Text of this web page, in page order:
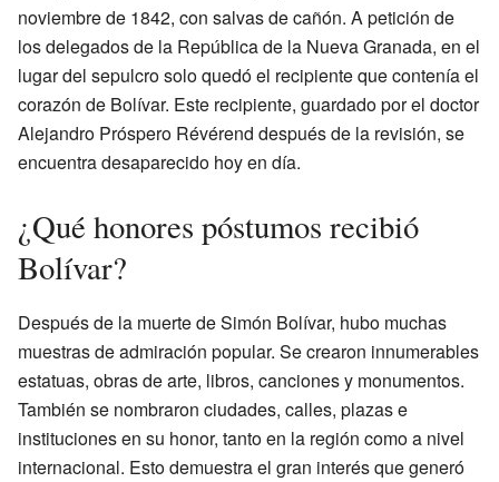
noviembre de 1842, con salvas de cañón. A petición de
los delegados de la República de la Nueva Granada, en el
lugar del sepulcro solo quedó el recipiente que contenía el
corazón de Bolívar. Este recipiente, guardado por el doctor
Alejandro Próspero Révérend después de la revisión, se
encuentra desaparecido hoy en día.
¿Qué honores póstumos recibió
Bolívar?
Después de la muerte de Simón Bolívar, hubo muchas
muestras de admiración popular. Se crearon innumerables
estatuas, obras de arte, libros, canciones y monumentos.
También se nombraron ciudades, calles, plazas e
instituciones en su honor, tanto en la región como a nivel
internacional. Esto demuestra el gran interés que generó